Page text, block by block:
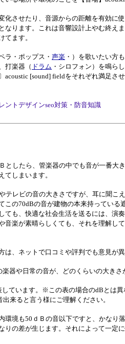
化させたり、音源からの距離を有効に
なります。これは音響設計上やむ終え
てます。
ラ・ポップス・ 声楽 ・）を歌いたい方
打楽器（ ドラム ・シロフォン）を鳴ら
acoustic [sound] fieldをそれぞれ満足さ
トデザインseo対策・防音知識
としたら、管楽器の中でも音が一番大
てしまいます。
テレビの音の大きさですが、耳に聞こ
この70dBの音が建物の本来持ってい
ても、快適な社会生活を送るには、演
音楽が素晴らしくても、それを理解し
は、ネットで口コミや評判でも意見が
器や日常の音が、どのくらいの大き
ています。※この表の場合のdBとは
来ると言う様にご理解ください。
環境も50ｄＢの音以下ですと、かな
りの差が生じます。それによって一定